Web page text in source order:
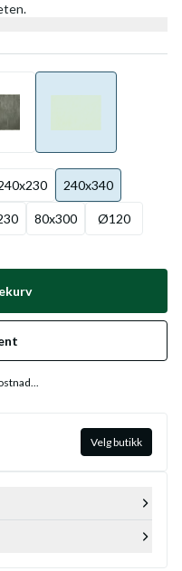
240x340
80x300 Ø120
Velg butikk